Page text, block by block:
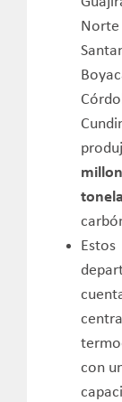
Norte
Estos
con